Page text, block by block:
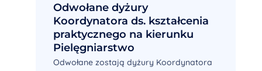
Odwołane dyżury
Koordynatora ds. kształcenia
praktycznego na kierunku
Pielęgniarstwo
Odwołane zostają dyżury Koordynatora